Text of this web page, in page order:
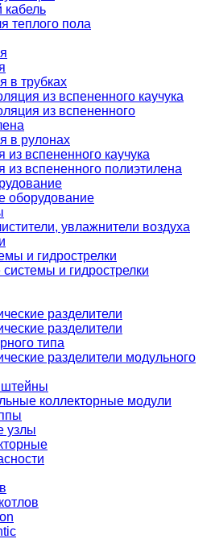
теплого пола
в трубках
из вспененного каучука
из вспененного
в рулонах
из вспененного каучука
из вспененного полиэтилена
оборудование
увлажнители воздуха
и гидрострелки
и гидрострелки
разделители
разделители
типа
разделители модульного
коллекторные модули
узлы